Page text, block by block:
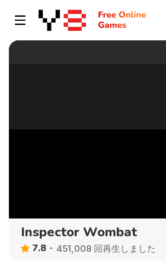
Inspector Wombat
7.8 451,008 回再生しました